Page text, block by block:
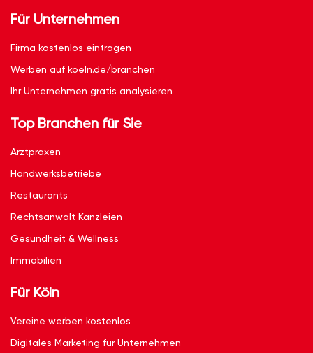
Für Unternehmen
Firma kostenlos eintragen
Werben auf koeln.de/branchen
Ihr Unternehmen gratis analysieren
Top Branchen für Sie
Arztpraxen
Handwerksbetriebe
Restaurants
Rechtsanwalt Kanzleien
Gesundheit & Wellness
Immobilien
Für Köln
Vereine werben kostenlos
Digitales Marketing für Unternehmen